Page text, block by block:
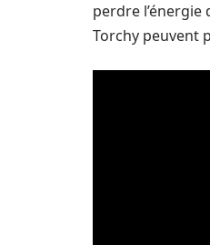
perdre l’énergie
Torchy peuvent